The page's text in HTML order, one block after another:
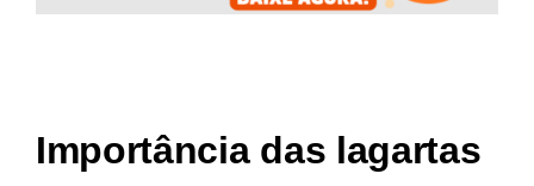
Importância das lagartas